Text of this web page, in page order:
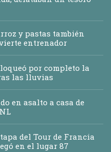
y pastas también
entrenador
por completo la
las lluvias
en asalto a casa de
del Tour de Francia
en el lugar 87